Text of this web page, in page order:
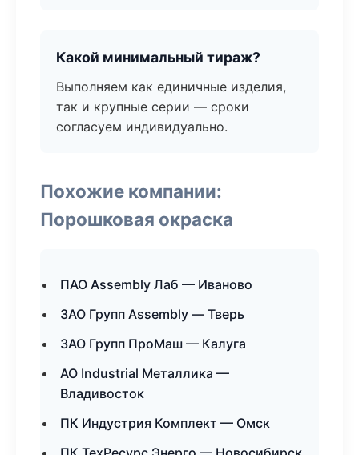
Какой минимальный тираж?
Выполняем как единичные изделия,
так и крупные серии — сроки
согласуем индивидуально.
Похожие компании:
Порошковая окраска
ПАО Assembly Лаб — Иваново
ЗАО Групп Assembly — Тверь
ЗАО Групп ПроМаш — Калуга
АО Industrial Металлика —
Владивосток
ПК Индустрия Комплект — Омск